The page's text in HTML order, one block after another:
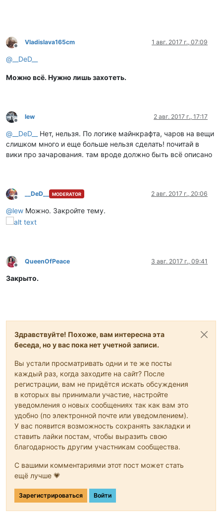
Не в сети
Vladislava165cm 1 авг. 2017 г., 07:09
@ __DeD__
Можно всё. Нужно лишь захотеть.
Не в сети
lew 2 авг. 2017 г., 17:17
@ __DeD__
Нет, нельзя. По логике майнкрафта, чаров на вещи
слишком много и еще больше нельзя сделать! почитай в
вики про зачарования. там вроде должно быть всё описано
Не в сети
__DeD__ MODERATOR 2 авг. 2017 г., 20:06
@lew Можно. Закройте тему.
Не в сети
QueenOfPeace 3 авг. 2017 г., 09:41
Закрыто.
Здравствуйте! Похоже, вам интересна эта
беседа, но у вас пока нет учетной записи.
Вы устали просматривать одни и те же посты
каждый раз, когда заходите на сайт? После
регистрации, вам не придётся искать обсуждения
в которых вы принимали участие, настройте
уведомления о новых сообщениях так как вам это
удобно (по электронной почте или уведомлением).
У вас появится возможность сохранять закладки и
ставить лайки постам, чтобы выразить свою
благодарность другим участникам сообщества.
С вашими комментариями этот пост может стать
ещё лучше 💗
Зарегистрироваться Войти